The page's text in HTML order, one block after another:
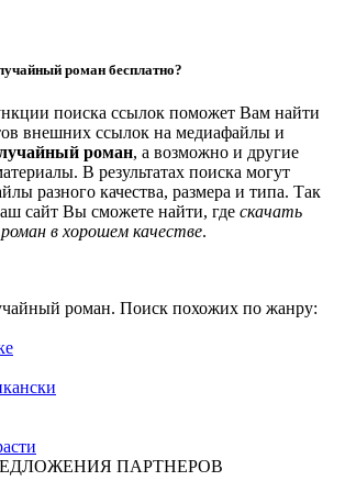
роман бесплатно?
поиска ссылок поможет Вам найти
внешних ссылок на медиафайлы и
роман, а возможно и другие
В результатах поиска могут
разного качества, размера и типа. Так
сайт Вы сможете найти, где скачать
в хорошем качестве.
роман. Поиск похожих по жанру:
ПАРТНЕРОВ